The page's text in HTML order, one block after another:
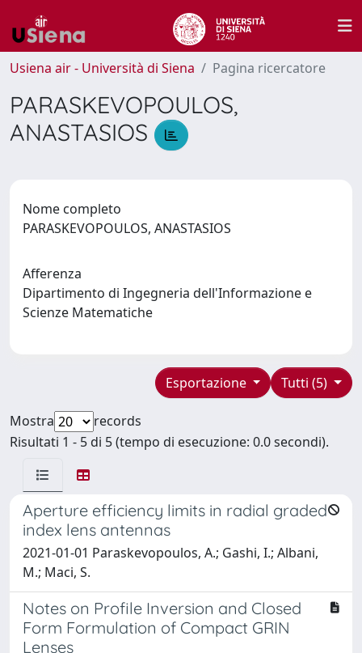
Usiena air - Università di Siena Pagina ricercatore
PARASKEVOPOULOS,
ANASTASIOS
Nome completo
PARASKEVOPOULOS, ANASTASIOS
Afferenza
Dipartimento di Ingegneria dell'Informazione e
Scienze Matematiche
Tutti (5)
Esportazione
Mostra
records
Risultati 1 - 5 di 5 (tempo di esecuzione: 0.0 secondi).
Aperture efficiency limits in radial graded
index lens antennas
2021-01-01 Paraskevopoulos, A.; Gashi, I.; Albani,
M.; Maci, S.
Notes on Profile Inversion and Closed
Form Formulation of Compact GRIN
Lenses